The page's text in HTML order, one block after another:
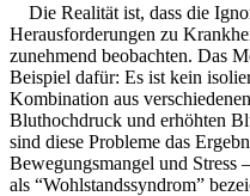
Die Realität ist, dass die
Herausforderungen zu
zunehmend beobachten. Das
Beispiel dafür: Es ist kein
Kombination aus
Bluthochdruck und erhöhten
sind diese Probleme das
Bewegungsmangel und Stress
als “Wohlstandssyndrom”